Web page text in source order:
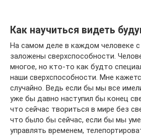
Как научиться видеть
На самом деле в каждом человеке
заложены сверхспособности.
многое, но кто-то как будто
наши сверхспособности. Мне
случайно. Ведь если бы мы все
уже бы давно наступил бы конец
что сейчас твориться в мире без
что было бы сейчас, если бы мы
управлять временем,